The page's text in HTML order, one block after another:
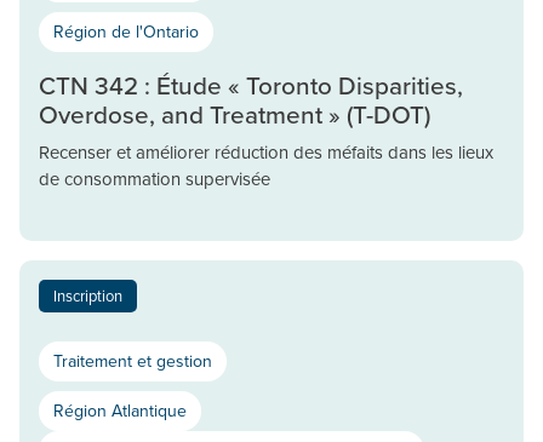
Région de l'Ontario
CTN 342 : Étude « Toronto Disparities,
Overdose, and Treatment » (T-DOT)
Recenser et améliorer réduction des méfaits dans les lieux
de consommation supervisée
Inscription
Traitement et gestion
Région Atlantique